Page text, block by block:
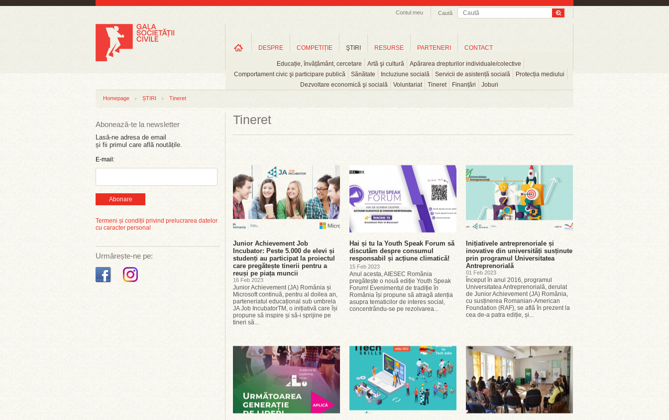
Caută
Contul meu
DESPRE COMPETIȚIE ŞTIRI
Educație, învățământ, cercetare Artă şi cultură
Apărarea drepturilor individuale/colective
Comportament civic şi participare publică
Sănătate Incluziune socială Servicii de asistență socială
Protecția mediului
Dezvoltare economică şi socială
Voluntariat Tineret Finanțări Joburi
RESURSE PARTENERI CONTACT
Homepage ȘTIRI Tineret
Abonează-te la newsletter
Lasă-ne adresa de email
și fii primul care află noutățile.
E-mail:
Abonare
Termeni și condiții privind prelucrarea datelor
cu caracter personal
Urmărește-ne pe:
Tineret
Junior Achievement Job
Incubator: Peste 5.000 de elevi și
studenți au participat la proiectul
care pregătește tinerii pentru a
reuși pe piața muncii
16 Feb 2023
Junior Achievement (JA) România și
Microsoft continuă, pentru al doilea an,
parteneriatul educațional sub umbrela
JA Job IncubatorTM, o inițiativă care își
propune să inspire și să-i sprijine pe
tineri să...
Hai și tu la Youth Speak Forum să
discutăm despre consumul
responsabil și acțiune climatică!
15 Feb 2023
Anul acesta, AIESEC România
pregătește o nouă ediție Youth Speak
Forum! Evenimentul de tradiție în
România își propune să atragă atenția
asupra tematicilor de interes social,
concentrându-se pe rezolvarea...
Inițiativele antreprenoriale și
inovative din universități susținute
prin programul Universitatea
Antreprenorială
01 Feb 2023
Început în anul 2016, programul
Universitatea Antreprenorială, derulat
de Junior Achievement (JA) România,
cu susținerea Romanian-American
Foundation (RAF), se află în prezent la
cea de-a patra ediție, și...